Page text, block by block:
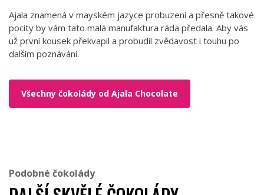
Ajala znamená v mayském jazyce probuzení a přesně takové
pocity by vám tato malá manufaktura ráda předala. Aby vás
už první kousek překvapil a probudil zvědavost i touhu po
dalším poznávání.
Všechny čokolády od Ajala Chocolate
Podobné čokolády